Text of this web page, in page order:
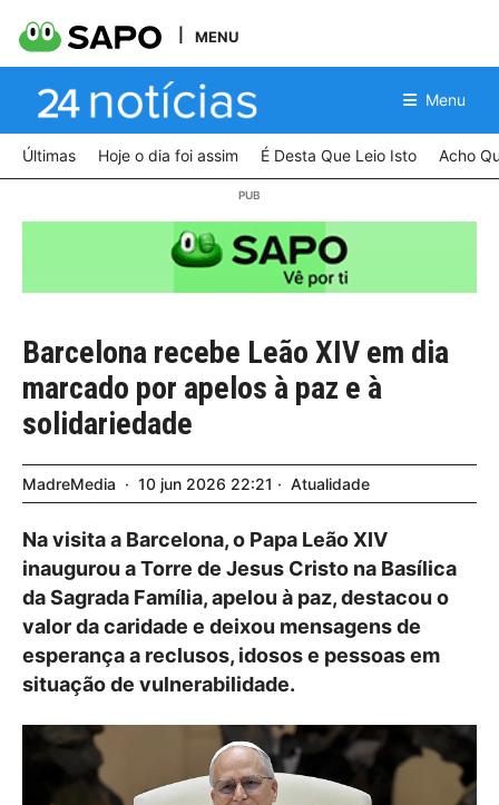
MENU
Menu
Últimas Hoje o dia foi assim É Desta Que Leio Isto Acho
Barcelona recebe Leão XIV em dia
marcado por apelos à paz e à
solidariedade
MadreMedia 10 jun 2026 22:21 Atualidade
Na visita a Barcelona, o Papa Leão XIV
inaugurou a Torre de Jesus Cristo na Basílica
da Sagrada Família, apelou à paz, destacou o
valor da caridade e deixou mensagens de
esperança a reclusos, idosos e pessoas em
situação de vulnerabilidade.